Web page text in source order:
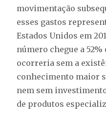
movimentação
esses gastos
Estados Unidos em
número chegue a 52%
ocorreria sem a
conhecimento maior
nem sem
de produtos